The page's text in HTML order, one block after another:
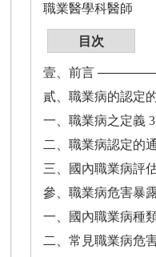
職業醫學科醫師
目次
壹、前言
貳、職業病的認
一、職業病之定義 3
二、職業病認定的
三、國內職業病評
參、職業病危害
一、國內職業病種
二、常見職業病危